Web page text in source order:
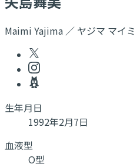
Maimi Yajima ／ ヤジマ マイミ
生年月日
1992年2月7日
血液型
O型